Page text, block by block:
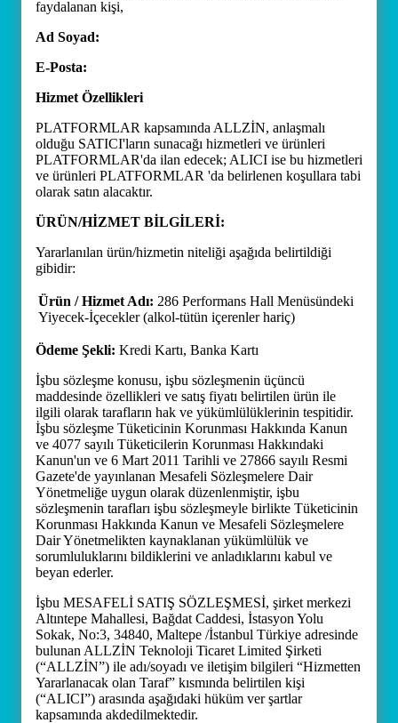
faydalanan kişi,
Ad Soyad:
E-Posta:
Hizmet Özellikleri
PLATFORMLAR kapsamında ALLZİN, anlaşmalı
olduğu SATICI'ların sunacağı hizmetleri ve ürünleri
PLATFORMLAR'da ilan edecek; ALICI ise bu hizmetleri
ve ürünleri PLATFORMLAR 'da belirlenen koşullara tabi
olarak satın alacaktır.
ÜRÜN/HİZMET BİLGİLERİ:
Yararlanılan ürün/hizmetin niteliği aşağıda belirtildiği
gibidir:
Ürün / Hizmet Adı: 286 Performans Hall Menüsündeki
Yiyecek-İçecekler (alkol-tütün içerenler hariç)
Ödeme Şekli: Kredi Kartı, Banka Kartı
İşbu sözleşme konusu, işbu sözleşmenin üçüncü
maddesinde özellikleri ve satış fiyatı belirtilen ürün ile
ilgili olarak tarafların hak ve yükümlülüklerinin tespitidir.
İşbu sözleşme Tüketicinin Korunması Hakkında Kanun
ve 4077 sayılı Tüketicilerin Korunması Hakkındaki
Kanun'un ve 6 Mart 2011 Tarihli ve 27866 sayılı Resmi
Gazete'de yayınlanan Mesafeli Sözleşmelere Dair
Yönetmeliğe uygun olarak düzenlenmiştir, işbu
sözleşmenin tarafları işbu sözleşmeyle birlikte Tüketicinin
Korunması Hakkında Kanun ve Mesafeli Sözleşmelere
Dair Yönetmelikten kaynaklanan yükümlülük ve
sorumluluklarını bildiklerini ve anladıklarını kabul ve
beyan ederler.
İşbu MESAFELİ SATIŞ SÖZLEŞMESİ, şirket merkezi
Altıntepe Mahallesi, Bağdat Caddesi, İstasyon Yolu
Sokak, No:3, 34840, Maltepe /İstanbul Türkiye adresinde
bulunan ALLZİN Teknoloji Ticaret Limited Şirketi
(“ALLZİN”) ile adı/soyadı ve iletişim bilgileri “Hizmetten
Yararlanacak olan Taraf” kısmında belirtilen kişi
(“ALICI”) arasında aşağıdaki hüküm ver şartlar
kapsamında akdedilmektedir.